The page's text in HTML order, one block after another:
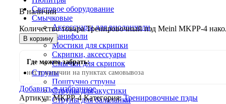
Световое оборудование
Смычковые
Аксессуары для виолончели
Канифоли
Мостики для скрипки
Скрипки, аксессуары
Смычки для скрипок
Струны
Поштучно струны
Струны для акустики
Струны для балалайки
В наличии
Количество товара Тренировочный пэд Meinl MKPP-4
В корзину
Где можно забрать:
нет в наличии на пунктах самовывоза
Добавить в избранное
Артикул:MKPP-4Категория: Тренировочные пэды